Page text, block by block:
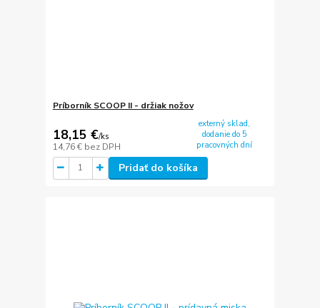
Príborník SCOOP II - držiak nožov
18,15 €/ks
14,76 € bez DPH
externý sklad,
dodanie do 5
pracovných dní
Pridať do košíka